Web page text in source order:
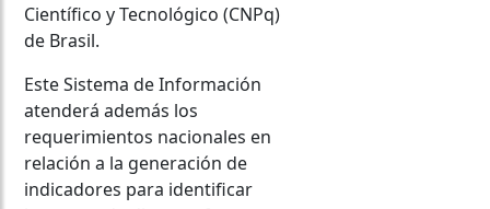
Científico y Tecnológico (CNPq)
de Brasil.
Este Sistema de Información
atenderá además los
requerimientos nacionales en
relación a la generación de
indicadores para identificar